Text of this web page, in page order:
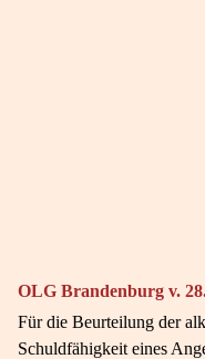
OLG Brandenburg v.
Für die Beurteilung der
Schuldfähigkeit eines